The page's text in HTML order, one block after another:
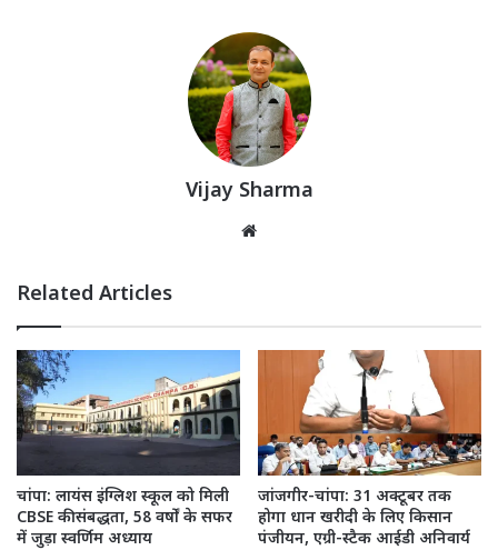
Vijay Sharma
Related Articles
चांपा: लायंस इंग्लिश स्कूल को मिली
CBSE की संबद्धता, 58 वर्षों के सफर
में जुड़ा स्वर्णिम अध्याय
जांजगीर-चांपा: 31 अक्टूबर तक
होगा धान खरीदी के लिए किसान
पंजीयन, एग्री-स्टैक आईडी अनिवार्य